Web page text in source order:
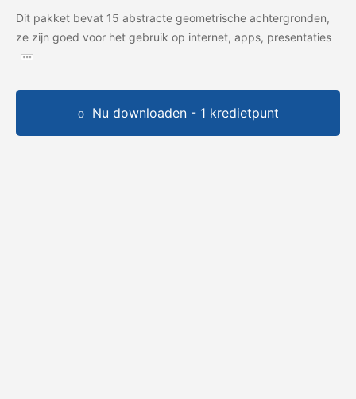
Dit pakket bevat 15 abstracte geometrische achtergronden,
ze zijn goed voor het gebruik op internet, apps, presentaties
Nu downloaden - 1 kredietpunt